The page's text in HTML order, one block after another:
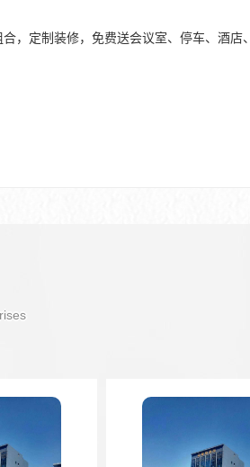
，定制装修，免费送会议室、停车、酒店、